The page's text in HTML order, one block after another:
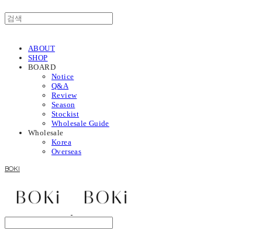
ABOUT
SHOP
BOARD
Notice
Q&A
Review
Season
Stockist
Wholesale Guide
Wholesale
Korea
Overseas
BOKI